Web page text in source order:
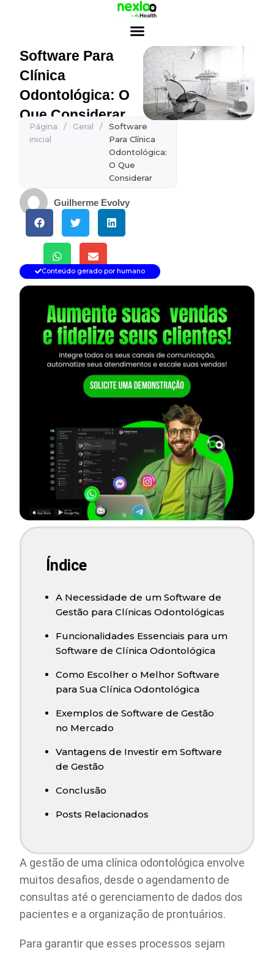
conteúdo
Software Para
Clínica
Odontológica: O
Que Considerar
Página
inicial
/ Geral /
Software
Para Clínica
Odontológica:
O Que
Considerar
Guilherme Evolvy
Conteúdo gerado por humano
Índice
A Necessidade de um Software de
Gestão para Clínicas Odontológicas
Funcionalidades Essenciais para um
Software de Clínica Odontológica
Como Escolher o Melhor Software
para Sua Clínica Odontológica
Exemplos de Software de Gestão
no Mercado
Vantagens de Investir em Software
de Gestão
Conclusão
Posts Relacionados
A gestão de uma clínica odontológica envolve
muitos desafios, desde o agendamento de
consultas até o gerenciamento de dados dos
pacientes e a organização de prontuários.
Para garantir que esses processos sejam